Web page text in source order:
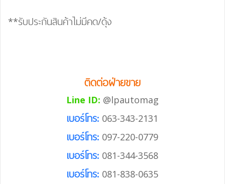
**รับประกันสินค้าไม่มีคด/ดุ้ง
ติดต่อฝ่ายขาย
Line ID: @lpautomag
เบอร์โทร: 063-343-2131
เบอร์โทร: 097-220-0779
เบอร์โทร: 081-344-3568
เบอร์โทร: 081-838-0635